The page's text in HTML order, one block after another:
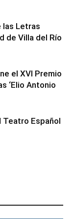
las Letras
de Villa del Río
el XVI Premio
‘Elio Antonio
Teatro Español